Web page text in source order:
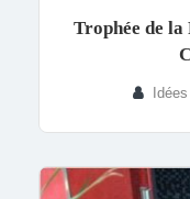
Trophée de la